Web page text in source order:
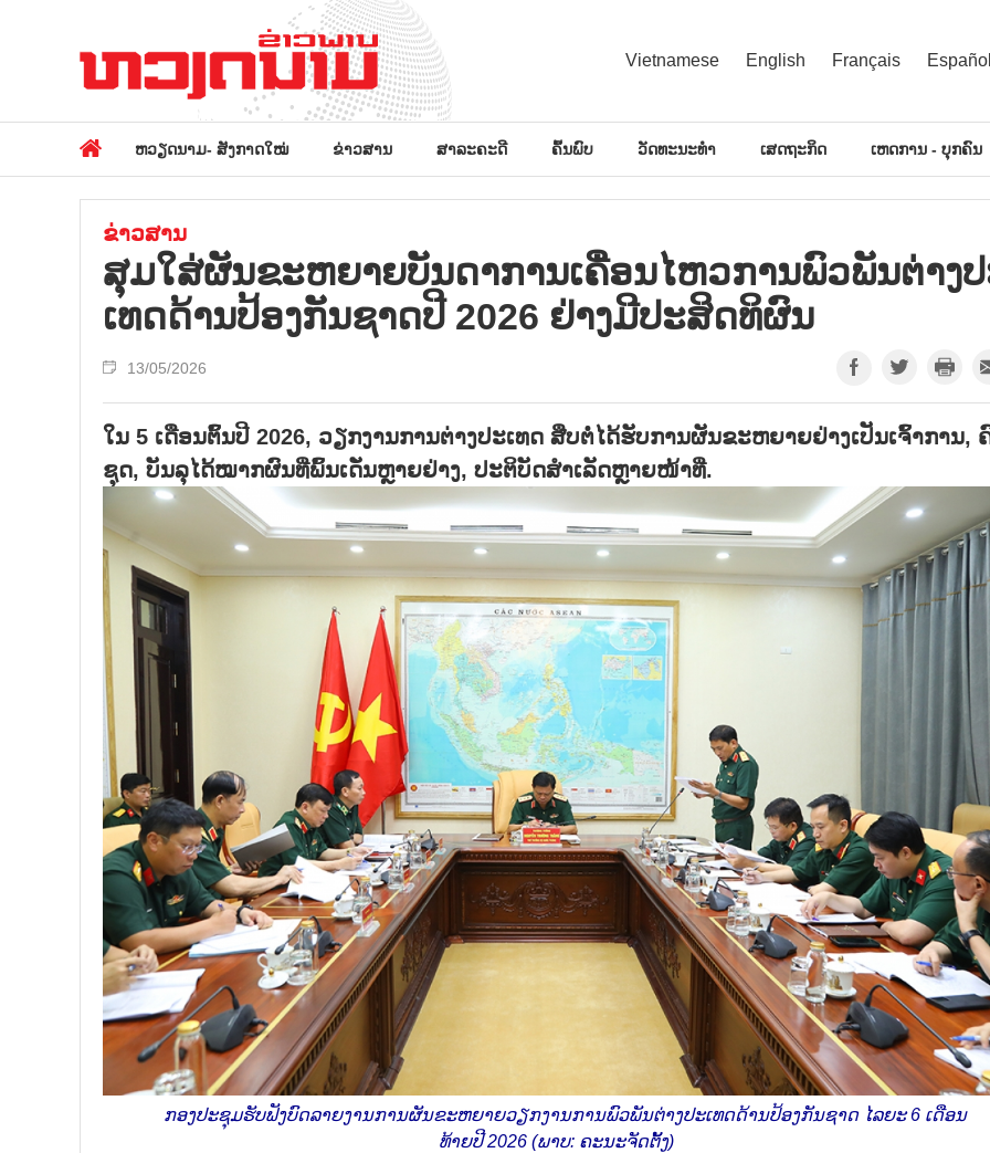
Vietnamese English Français
ຫວຽດນາມ- ສັງກາດໃໝ່ ຂ່າວສານ ສາລະຄະດີ ຄົ້ນພົບ ວັດທະນະທຳ ເສດຖະກິດ ເຫດການ - ບຸກຄົນ
ຂ່າວສານ
ສຸມ​ໃສ່​ຜັນ​ຂະ​ຫຍາຍ​ບັນ​ດາ​ການ​ເຄື່ອນ​ໄຫວ​ການ​ພົວ​ພັນ​ຕ່າງ​
ເທດດ້ານ​ປ້ອງ​ກັນ​ຊາດ​ປີ 2026 ຢ່າງ​ມີ​ປະ​ສິດ​ທິ​ຜົນ
13/05/2026
ໃນ 5 ເດືອ​ນ​ຕົ້ນ​ປີ 2026, ວຽກ​ງານ​ການ​ຕ່າງ​ປະ​ເທດ ສືບ​ຕໍ່​ໄດ້​ຮັບ​ການ​ຜັນ​ຂະ​ຫຍາຍ​ຢ່າງ​ເປັນ​ເຈົ້າ​ການ,
ຊຸດ, ບັນ​ລຸ​ໄດ້​ໝາກ​ຜົນ​ທີ່​ພົ້ນ​ເດັ່ນຫຼາຍ​ຢ່າງ, ປະ​ຕິ​ບັດ​ສຳ​ເລັດຫຼາຍ​ໜ້າ​ທີ່.
ກອງ​ປະ​ຊຸມ​ຮັບ​ຟັງ​ບົດ​ລາຍ​ງານ​ການ​ຜັນ​ຂະ​ຫຍາຍ​ວຽກ​ງານ​ການ​ພົວ​ພັນ​ຕ່າງ​ປະ​ເທດ​ດ້ານ​ປ້ອງ​ກັນ​ຊາດ ໄລ​ຍະ 6 ເດືອນ​
ທ້າຍ​ປີ 2026 (ພາບ: ຄະ​ນະ​ຈັດ​ຕັ້ງ)